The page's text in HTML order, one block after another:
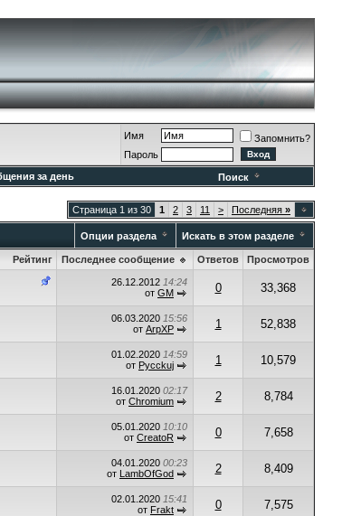
Имя
Запомнить?
Пароль
за день Поиск
Страница 1 из 30 1 2 3 11 > Последняя »
Опции раздела Искать в этом разделе
Рейтинг Последнее сообщение Ответов Просмотров
26.12.2012 14:24
от GM 0 33,368
06.03.2020 15:56
от ArpXP 1 52,838
01.02.2020 14:59
от Pycckuj 1 10,579
16.01.2020 02:17
от Chromium 2 8,784
05.01.2020 10:10
от CreatoR 0 7,658
04.01.2020 00:23
от LambOfGod 2 8,409
02.01.2020 15:41
от Frakt 0 7,575